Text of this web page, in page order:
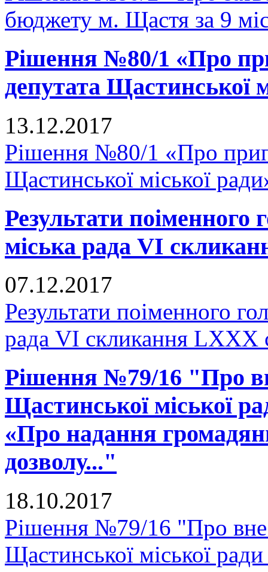
бюджету м. Щастя за 9
Рішення №80/1 «Про
депутата Щастинської
13.12.2017
Рішення №80/1 «Про
Щастинської міської
Результати
міська рада VI
07.12.2017
Результати поіменного
рада VI скликання LXXX
Рішення №79/16 "Про
Щастинської міської
«Про надання
дозволу..."
18.10.2017
Рішення №79/16 "Про
Щастинської міської